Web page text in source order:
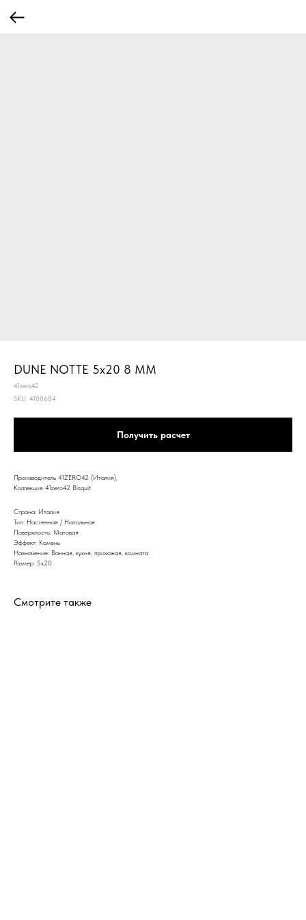
DUNE NOTTE 5x20 8 MM
41zero42
SKU: 4100684
Получить расчет
Производитель 41ZERO42 (Италия),
Коллекция 41zero42 Bisquit
Страна: Италия
Тип: Настенная / Напольная
Поверхность: Матовая
Эффект: Камень
Назначение: Ванная, кухня, прихожая, комната
Размер: 5x20
Смотрите также